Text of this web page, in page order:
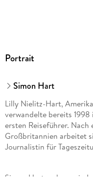
Portrait
Simon Hart
Lilly Nielitz-Hart,
verwandelte bereits
ersten Reiseführer.
Großbritannien arbeitet
Journalistin für
Simon Hart, geboren in